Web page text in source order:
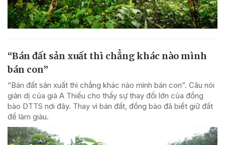
“Bán đất sản xuất thì chẳng khác nào mình
bán con”
“Bán đất sản xuất thì chẳng khác nào mình bán con”. Câu nói
giản dị của già A Thiếu cho thấy sự thay đổi lớn của đồng
bào DTTS nơi đây. Thay vì bán đất, đồng bào đã biết giữ đất
để làm giàu.